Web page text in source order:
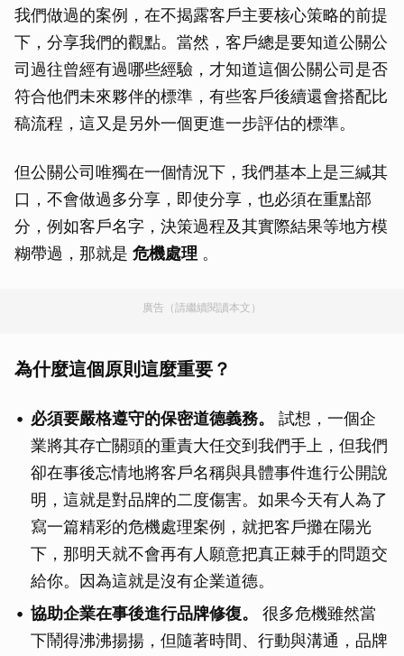
我們做過的案例，在不揭露客戶主要核心策略的前提
下，分享我們的觀點。當然，客戶總是要知道公關公
司過往曾經有過哪些經驗，才知道這個公關公司是否
符合他們未來夥伴的標準，有些客戶後續還會搭配比
稿流程，這又是另外一個更進一步評估的標準。
但公關公司唯獨在一個情況下，我們基本上是三緘其
口，不會做過多分享，即使分享，也必須在重點部
分，例如客戶名字，決策過程及其實際結果等地方模
糊帶過，那就是 危機處理 。
廣告（請繼續閱讀本文）
為什麼這個原則這麼重要？
必須要嚴格遵守的保密道德義務。
試想，一個企
業將其存亡關頭的重責大任交到我們手上，但我們
卻在事後忘情地將客戶名稱與具體事件進行公開說
明，這就是對品牌的二度傷害。如果今天有人為了
寫一篇精彩的危機處理案例，就把客戶攤在陽光
下，那明天就不會再有人願意把真正棘手的問題交
給你。因為這就是沒有企業道德。
協助企業在事後進行品牌修復。
很多危機雖然當
下鬧得沸沸揚揚，但隨著時間、行動與溝通，品牌